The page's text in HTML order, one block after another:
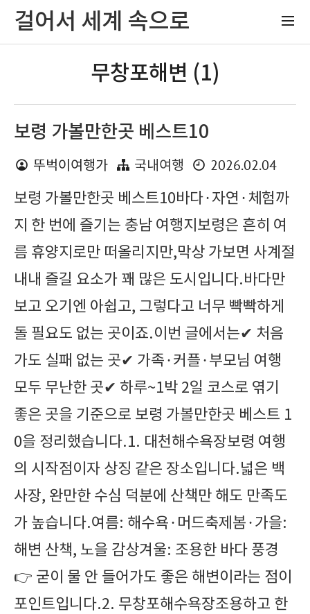
걸어서 세계 속으로
무창포해변 (1)
보령 가볼만한곳 베스트10
뚜벅이여행가 국내여행
2026.02.04
보령 가볼만한곳 베스트10바다·자연·체험까
지 한 번에 즐기는 충남 여행지보령은 흔히 여
름 휴양지로만 떠올리지만,막상 가보면 사계절
내내 즐길 요소가 꽤 많은 도시입니다.바다만
보고 오기엔 아쉽고, 그렇다고 너무 빡빡하게
돌 필요도 없는 곳이죠.이번 글에서는✔ 처음
가도 실패 없는 곳✔ 가족·커플·부모님 여행
모두 무난한 곳✔ 하루~1박 2일 코스로 엮기
좋은 곳을 기준으로 보령 가볼만한곳 베스트 1
0을 정리했습니다.1. 대천해수욕장보령 여행
의 시작점이자 상징 같은 장소입니다.넓은 백
사장, 완만한 수심 덕분에 산책만 해도 만족도
가 높습니다.여름: 해수욕·머드축제봄·가을:
해변 산책, 노을 감상겨울: 조용한 바다 풍경
👉 굳이 물 안 들어가도 좋은 해변이라는 점이
포인트입니다.2. 무창포해수욕장조용하고 한